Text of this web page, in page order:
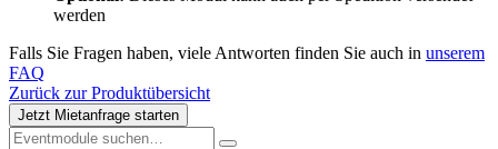
werden
Falls Sie Fragen haben, viele Antworten finden Sie auch in unserem
FAQ
Zurück zur Produktübersicht
Jetzt Mietanfrage starten